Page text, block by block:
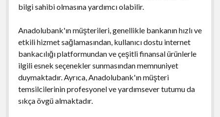
bilgi sahibi olmasına yardımcı olabilir.
Anadolubank'ın müşterileri, genellikle bankanın hızlı ve
etkili hizmet sağlamasından, kullanıcı dostu internet
bankacılığı platformundan ve çeşitli finansal ürünlerle
ilgili esnek seçenekler sunmasından memnuniyet
duymaktadır. Ayrıca, Anadolubank'ın müşteri
temsilcilerinin profesyonel ve yardımsever tutumu da
sıkça övgü almaktadır.